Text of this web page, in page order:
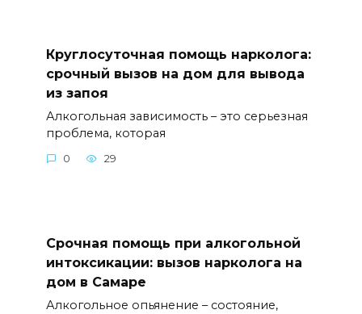
Круглосуточная помощь нарколога:
срочный вызов на дом для вывода
из запоя
Алкогольная зависимость – это серьезная
проблема, которая
0 29
Срочная помощь при алкогольной
интоксикации: вызов нарколога на
дом в Самаре
Алкогольное опьянение – состояние,